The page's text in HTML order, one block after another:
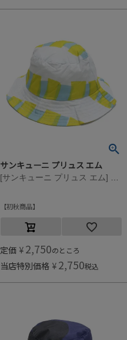
サンキューニ プリュス エム
初秋商品
定価 ¥ 2,750のところ
当店特別価格 ¥ 2,750税込